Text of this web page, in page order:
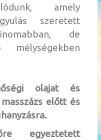
amely
szeretett
de
mélységekben
olajat és
előtt és
egyeztetett